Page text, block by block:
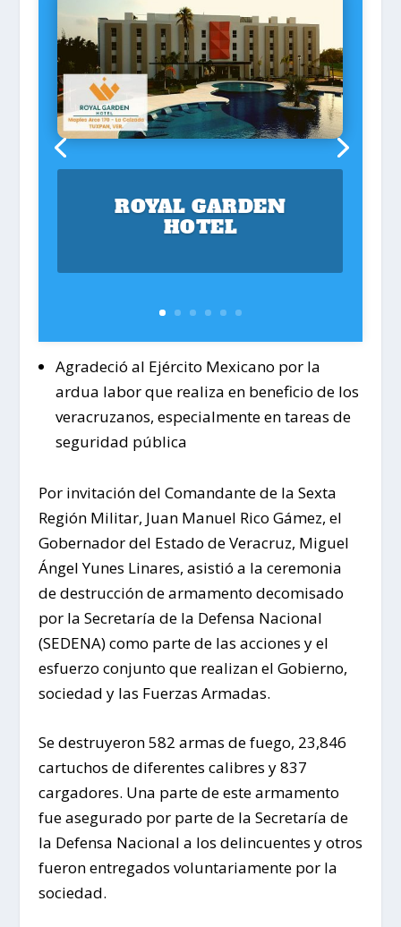
ROYAL GARDEN
HOTEL
Agradeció al Ejército Mexicano por la
ardua labor que realiza en beneficio de los
veracruzanos, especialmente en tareas de
seguridad pública
Por invitación del Comandante de la Sexta
Región Militar, Juan Manuel Rico Gámez, el
Gobernador del Estado de Veracruz, Miguel
Ángel Yunes Linares, asistió a la ceremonia
de destrucción de armamento decomisado
por la Secretaría de la Defensa Nacional
(SEDENA) como parte de las acciones y el
esfuerzo conjunto que realizan el Gobierno,
sociedad y las Fuerzas Armadas.
Se destruyeron 582 armas de fuego, 23,846
cartuchos de diferentes calibres y 837
cargadores. Una parte de este armamento
fue asegurado por parte de la Secretaría de
la Defensa Nacional a los delincuentes y otros
fueron entregados voluntariamente por la
sociedad.